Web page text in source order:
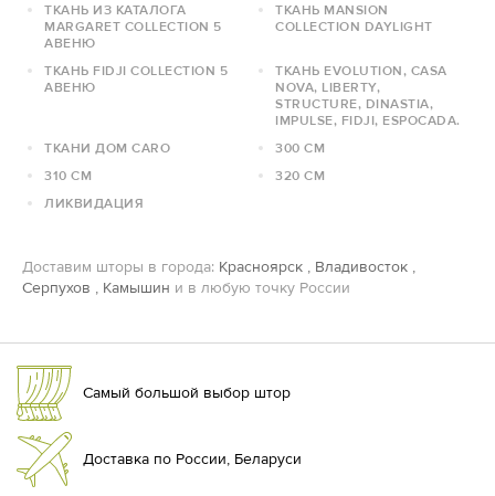
ТКАНЬ ИЗ КАТАЛОГА
MARGARET COLLECTION 5
АВЕНЮ
ТКАНЬ MANSION
COLLECTION DAYLIGHT
ТКАНЬ FIDJI COLLECTION 5
АВЕНЮ
ТКАНЬ EVOLUTION, CASA
NOVA, LIBERTY,
STRUCTURE, DINASTIA,
IMPULSE, FIDJI, ESPOCADA.
ТКАНИ ДОМ CARO
300 СМ
310 СМ
320 СМ
ЛИКВИДАЦИЯ
Доставим шторы в города: Красноярск , Владивосток ,
Серпухов , Камышин и в любую точку России
Самый большой выбор штор
Доставка по России, Беларуси